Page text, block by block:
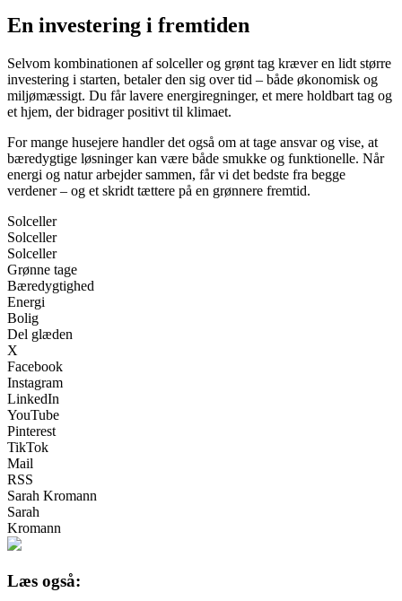
En investering i fremtiden
Selvom kombinationen af solceller og grønt tag kræver en lidt større
investering i starten, betaler den sig over tid – både økonomisk og
miljømæssigt. Du får lavere energiregninger, et mere holdbart tag og
et hjem, der bidrager positivt til klimaet.
For mange husejere handler det også om at tage ansvar og vise, at
bæredygtige løsninger kan være både smukke og funktionelle. Når
energi og natur arbejder sammen, får vi det bedste fra begge
verdener – og et skridt tættere på en grønnere fremtid.
Solceller
Solceller
Solceller
Grønne tage
Bæredygtighed
Energi
Bolig
Del glæden
X
Facebook
Instagram
LinkedIn
YouTube
Pinterest
TikTok
Mail
RSS
Sarah Kromann
Sarah
Kromann
Læs også: